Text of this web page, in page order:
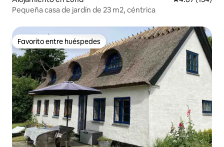
Pequeña casa de jardín de 23 m2, céntrica
Favorito entre huéspedes
Favorito entre huéspedes